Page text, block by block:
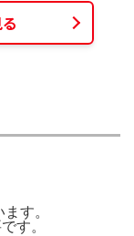
す。
す。